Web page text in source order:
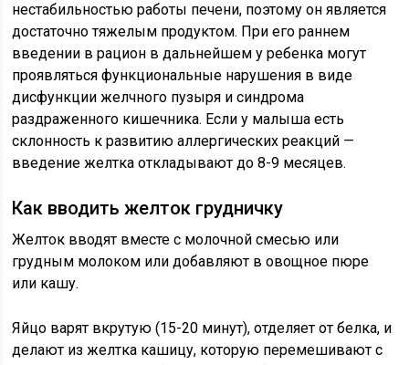
нестабильностью работы печени, поэтому он является
достаточно тяжелым продуктом. При его раннем
введении в рацион в дальнейшем у ребенка могут
проявляться функциональные нарушения в виде
дисфункции желчного пузыря и синдрома
раздраженного кишечника. Если у малыша есть
склонность к развитию аллергических реакций —
введение желтка откладывают до 8-9 месяцев.
Как вводить желток грудничку
Желток вводят вместе с молочной смесью или
грудным молоком или добавляют в овощное пюре
или кашу.
Яйцо варят вкрутую (15-20 минут), отделяет от белка, и
делают из желтка кашицу, которую перемешивают с